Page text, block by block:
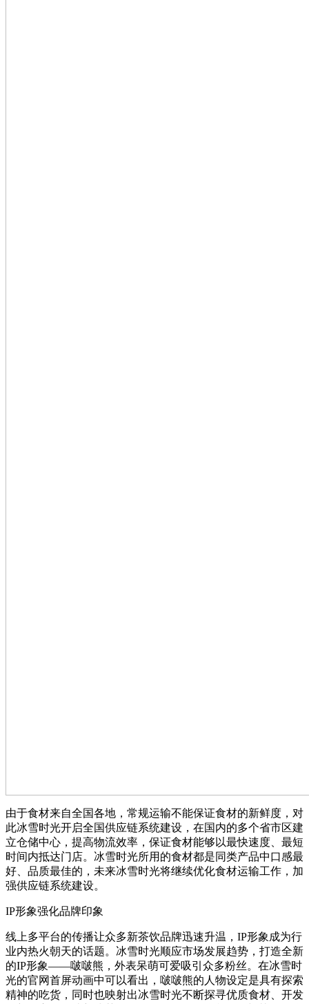
由于食材来自全国各地，常规运输不能保证食材的新鲜度，对
此冰雪时光开启全国供应链系统建设，在国内的多个省市区建
立仓储中心，提高物流效率，保证食材能够以最快速度、最短
时间内抵达门店。冰雪时光所用的食材都是同类产品中口感最
好、品质最佳的，未来冰雪时光将继续优化食材运输工作，加
强供应链系统建设。
IP形象强化品牌印象
线上多平台的传播让众多新茶饮品牌迅速升温，IP形象成为行
业内热火朝天的话题。冰雪时光顺应市场发展趋势，打造全新
的IP形象——啵啵熊，外表呆萌可爱吸引众多粉丝。在冰雪时
光的官网首屏动画中可以看出，啵啵熊的人物设定是具有探索
精神的吃货，同时也映射出冰雪时光不断探寻优质食材、开发